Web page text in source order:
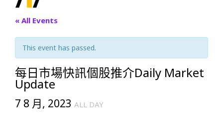
« All Events
This event has passed.
每日市場快訊個股推介Daily Market
Update
7 8 月, 2023 ALL DAY